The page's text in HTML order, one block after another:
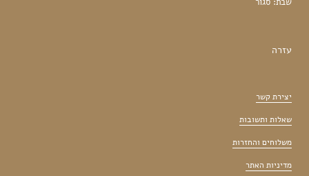
עזרה
יצירת קשר
שאלות ותשובות
משלוחים והחזרות
מדיניות האתר